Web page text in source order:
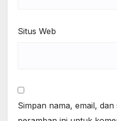
Situs Web
Simpan nama, email,